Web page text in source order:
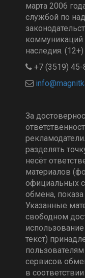
марта 2006
службой по
коммуникаций
наследия. (12+)
+7 (3519)
За
разделять
несёт
материалов
официальных
обмена,
Указанные
свободном
текст)
сервисов
в